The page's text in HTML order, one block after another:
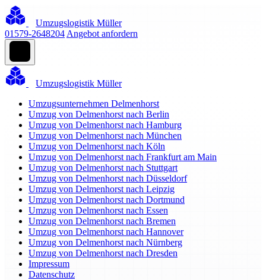
Umzugslogistik Müller
01579-2648204 Angebot anfordern
Umzugslogistik Müller
Umzugsunternehmen Delmenhorst
Umzug von Delmenhorst nach Berlin
Umzug von Delmenhorst nach Hamburg
Umzug von Delmenhorst nach München
Umzug von Delmenhorst nach Köln
Umzug von Delmenhorst nach Frankfurt am Main
Umzug von Delmenhorst nach Stuttgart
Umzug von Delmenhorst nach Düsseldorf
Umzug von Delmenhorst nach Leipzig
Umzug von Delmenhorst nach Dortmund
Umzug von Delmenhorst nach Essen
Umzug von Delmenhorst nach Bremen
Umzug von Delmenhorst nach Hannover
Umzug von Delmenhorst nach Nürnberg
Umzug von Delmenhorst nach Dresden
Impressum
Datenschutz